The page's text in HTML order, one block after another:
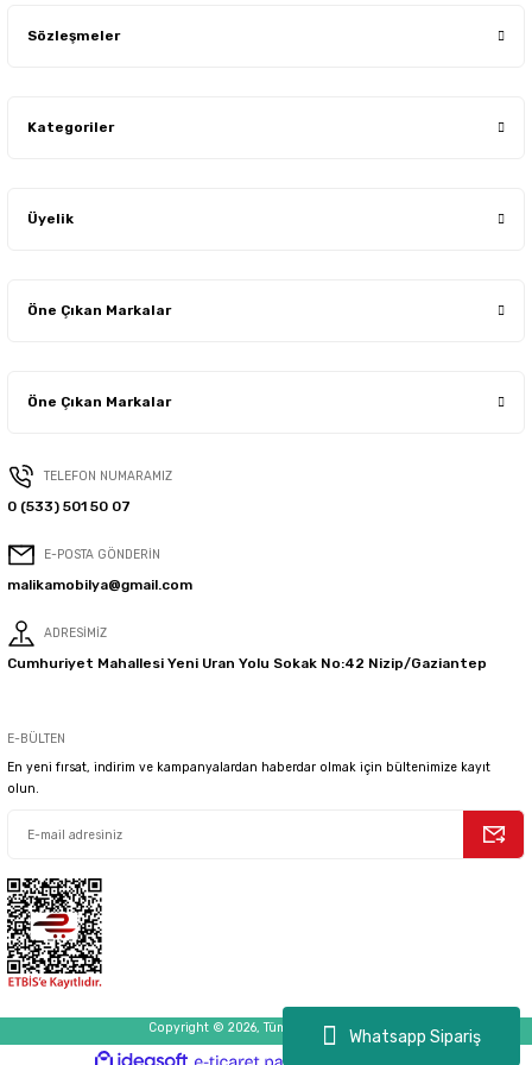
Whatsapp Sipariş
Çocuk Kilidi
Ürün Rengi
Teknolojik Özellikler
Deterjan Sistemi Var
Buhar
Tambur Deseni
Elektronik Su Kontrol Sistemi
Konfor ve Güvenlik
Sözleşmeler
Kategoriler
Üyelik
Öne Çıkan Markalar
Öne Çıkan Markalar
TELEFON NUMARAMIZ
0 (533) 501 50 07
E-POSTA GÖNDERİN
malikamobilya@gmail.com
ADRESİMİZ
Cumhuriyet Mahallesi Yeni Uran Yolu Sokak No:42 Nizip/Gaziantep
E-BÜLTEN
En yeni fırsat, indirim ve kampanyalardan haberdar olmak için bültenimize kayıt
olun.
Copyright © 2026, Tüm Hakları Saklıdır.
ideasoft